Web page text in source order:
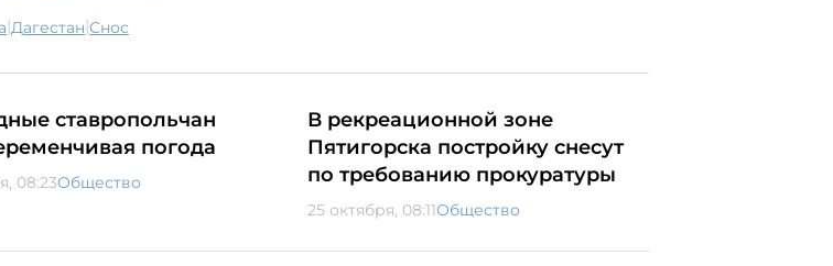
| Дагестан| снос
ставропольчан
погода
08:23Общество
В рекреационной зоне
Пятигорска постройку снесут
по требованию прокуратуры
25 октября, 08:11Общество